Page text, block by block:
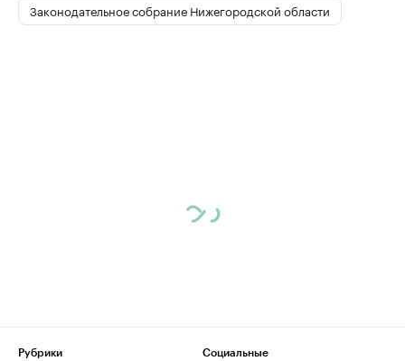
Законодательное собрание Нижегородской области
Рубрики
Социальные